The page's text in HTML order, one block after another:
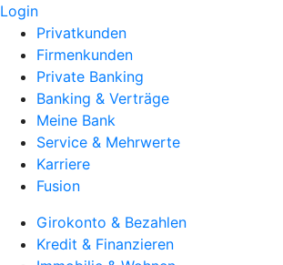
Login
Privatkunden
Firmenkunden
Private Banking
Banking & Verträge
Meine Bank
Service & Mehrwerte
Karriere
Fusion
Girokonto & Bezahlen
Kredit & Finanzieren